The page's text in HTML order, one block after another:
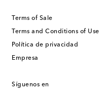
Terms of Sale
Terms and Conditions of Use
Política de privacidad
Empresa
Síguenos en